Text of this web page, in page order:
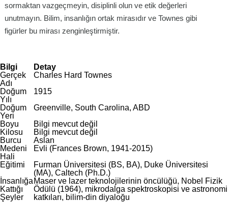
sormaktan vazgeçmeyin, disiplinli olun ve etik değerleri
unutmayın. Bilim, insanlığın ortak mirasıdır ve Townes gibi
figürler bu mirası zenginleştirmiştir.
Bilgi
Detay
Gerçek
Adı
Charles Hard Townes
Doğum
Yılı
1915
Doğum
Yeri
Greenville, South Carolina, ABD
Boyu
Bilgi mevcut değil
Kilosu
Bilgi mevcut değil
Burcu
Aslan
Medeni
Hali
Evli (Frances Brown, 1941-2015)
Eğitimi
Furman Üniversitesi (BS, BA), Duke Üniversitesi
(MA), Caltech (Ph.D.)
İnsanlığa
Kattığı
Şeyler
Maser ve lazer teknolojilerinin öncülüğü, Nobel Fizik
Ödülü (1964), mikrodalga spektroskopisi ve astronomi
katkıları, bilim-din diyaloğu